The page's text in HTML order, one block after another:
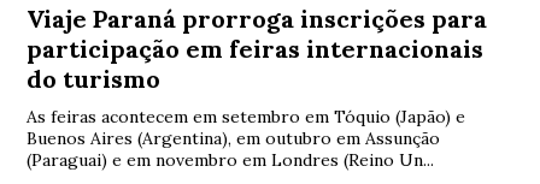
Viaje Paraná prorroga inscrições para
participação em feiras internacionais
do turismo
As feiras acontecem em setembro em Tóquio (Japão) e
Buenos Aires (Argentina), em outubro em Assunção
(Paraguai) e em novembro em Londres (Reino Un...